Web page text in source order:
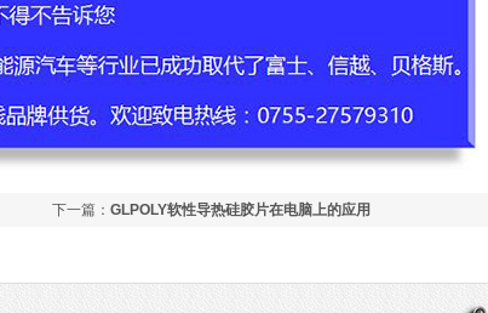
下一篇： GLPOLY软性导热硅胶片在电脑上的应用